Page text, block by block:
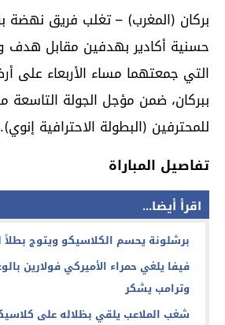
بركان (المغرب) – تغلب فريق نهضة
حسنية أكادير بهدفين مقابل هدف
التي جمعتهما مساء الأربعاء على
ببركان، ضمن مؤجل الجولة التاسعة
للمحترفين (البطولة الاحترافية إنوي).
تفاصيل المباراة
اقرأ أيضا...
برشلونة يحسم الكلاسيكو ويتوج بطلاً
فيفا يلغي حمراء الأميركي فولارين
وترامب يشكر
شغب الملاعب يلقي بظلاله على